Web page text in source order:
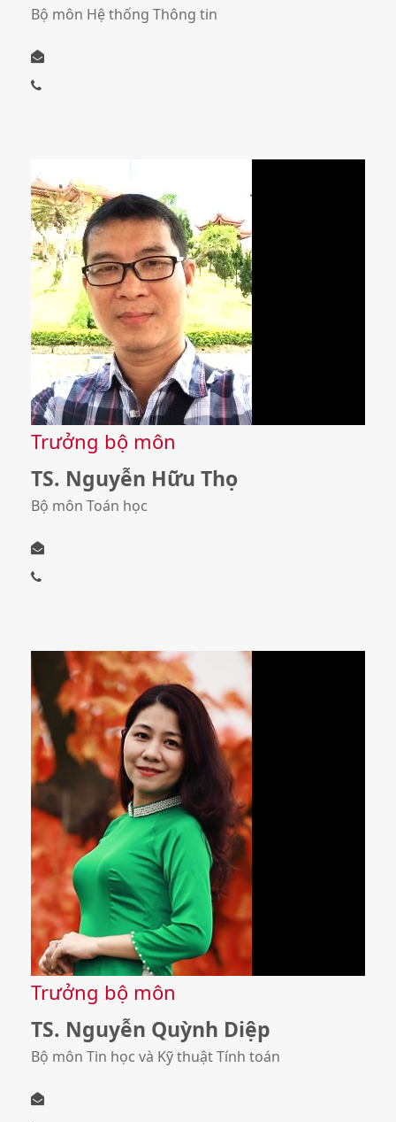
Bộ môn Hệ thống Thông tin
Trưởng bộ môn
TS. Nguyễn Hữu Thọ
Bộ môn Toán học
Trưởng bộ môn
TS. Nguyễn Quỳnh Diệp
Bộ môn Tin học và Kỹ thuật Tính toán